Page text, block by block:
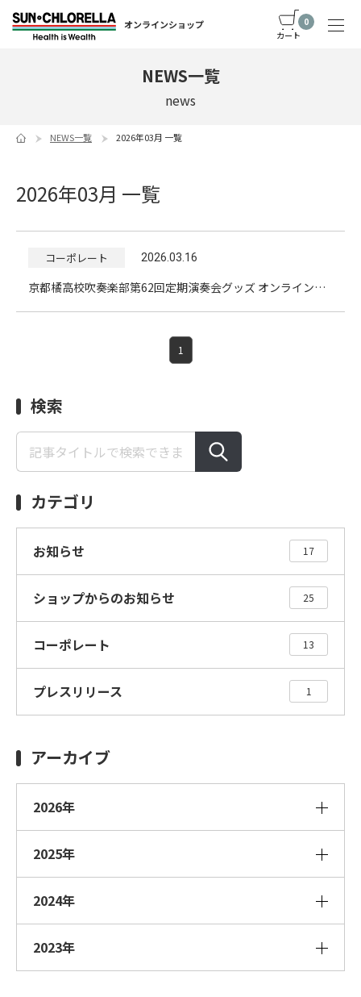
オンラインショップ
0
カート
NEWS一覧
news
NEWS一覧 2026年03月 一覧
2026年03月 一覧
コーポレート 2026.03.16
京都橘高校吹奏楽部第62回定期演奏会グッズ オンライン販売のお知らせ
1
検索
カテゴリ
お知らせ 17
ショップからのお知らせ 25
コーポレート 13
プレスリリース 1
アーカイブ
2026年
2025年
2024年
2023年